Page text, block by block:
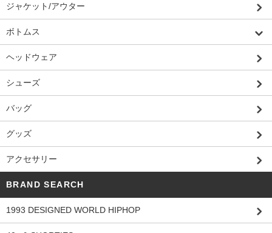
ジャケット/アウター
ボトムス
ヘッドウェア
シューズ
バッグ
グッズ
アクセサリー
BRAND SEARCH
1993 DESIGNED WORLD HIPHOP